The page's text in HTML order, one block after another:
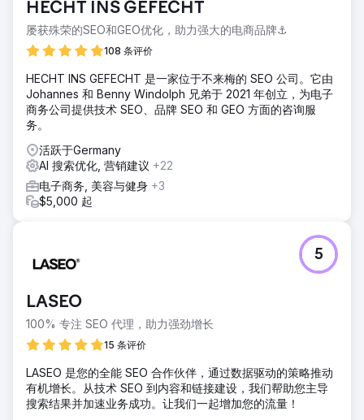
HECHT INS GEFECHT
屡获殊荣的SEO和GEO优化，助力强大的电商品牌⚓️
108 条评价
HECHT INS GEFECHT 是一家位于不来梅的 SEO 公司。它由
Johannes 和 Benny Windolph 兄弟于 2021 年创立，为电子
商务公司提供技术 SEO、品牌 SEO 和 GEO 方面的咨询服
务。
活跃于Germany
AI 搜索优化, 营销建议 +22
电子商务, 美容与健身 +3
$5,000 起
LASEO
100% 专注 SEO 代理，助力强劲增长
15 条评价
5
LASEO 是您的全能 SEO 合作伙伴，通过数据驱动的策略推动
有机增长。从技术 SEO 到内容和链接建设，我们帮助您主导
搜索结果并加速业务成功。让我们一起增加您的流量！